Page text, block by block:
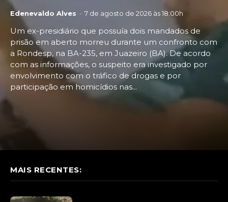
Edenevaldo Alves - 7 de agosto de 2026 às 18:00h
Um ex-presidiário que possuía dois mandados de
prisão em aberto morreu durante um confronto com
a Rondesp, na BA-235, em Juazeiro (BA). De acordo
com as informações, o suspeito era investigado por
envolvimento com o tráfico de drogas e por
participação em homicídios nas...
MAIS RECENTES: